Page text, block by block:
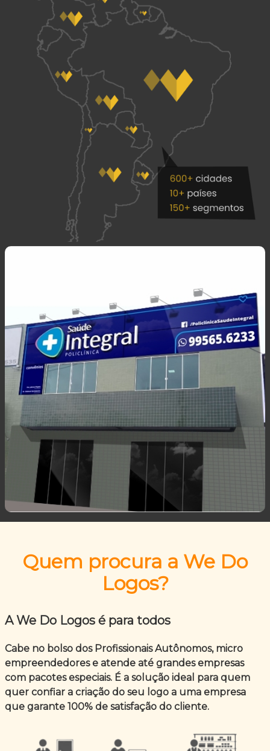
Quem procura a We Do
Logos?
A We Do Logos é para todos
Cabe no bolso dos Profissionais Autônomos, micro
empreendedores e atende até grandes empresas
com pacotes especiais. É a solução ideal para quem
quer confiar a criação do seu logo a uma empresa
que garante 100% de satisfação do cliente.